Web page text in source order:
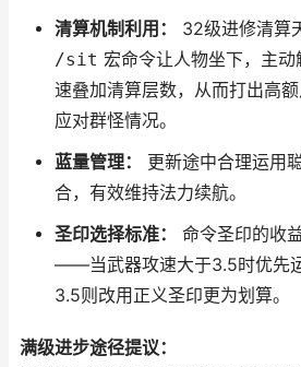
清算机制利用：
32级进修清算
/sit 宏命令让人物坐下，主
速叠加清算层数，从而打出高
应对群怪情况。
蓝量管理：
更新途中合理运用
合，有效维持法力续航。
圣印选择标准：
命令圣印的收
——当武器攻速大于3.5时优先
3.5则改用正义圣印更为划算。
满级进步途径提议：